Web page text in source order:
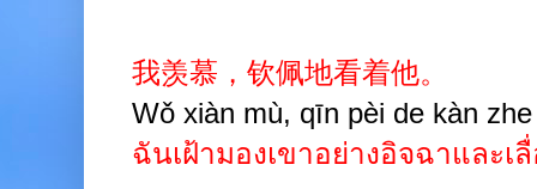
我羡慕，钦佩地看着他。
Wǒ xiàn mù, qīn pèi de kàn
ฉันเฝ้ามองเขาอย่างอิจฉาและเ